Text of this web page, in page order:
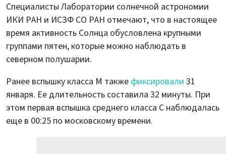
Специалисты Лаборатории солнечной астрономии
ИКИ РАН и ИСЗФ СО РАН отмечают, что в настоящее
время активность Солнца обусловлена крупными
группами пятен, которые можно наблюдать в
северном полушарии.
Ранее вспышку класса М также фиксировали 31
января. Ее длительность составила 32 минуты. При
этом первая вспышка среднего класса С наблюдалась
еще в 00:25 по московскому времени.